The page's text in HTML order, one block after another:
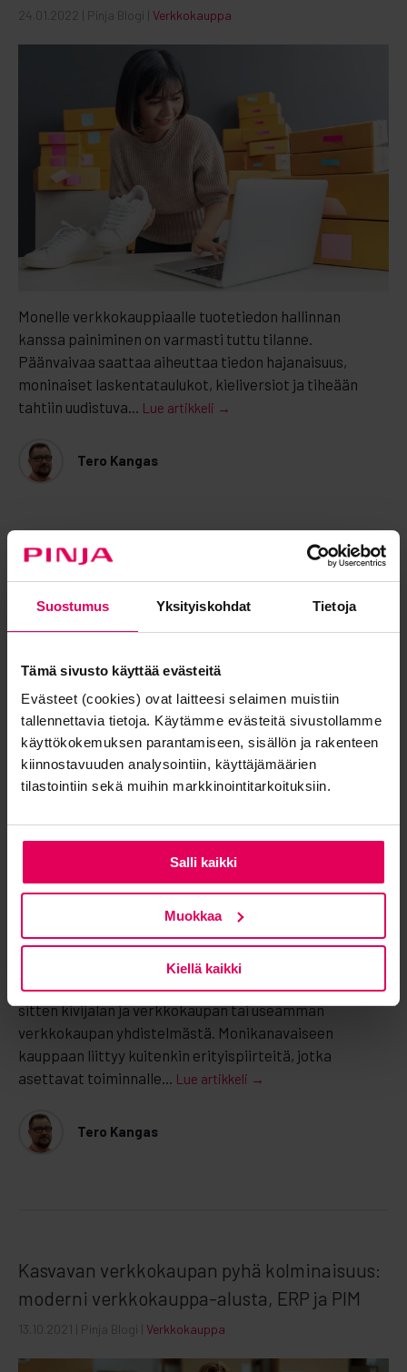
Suostumus Yksityiskohdat Tietoja
Tämä sivusto käyttää evästeitä
Evästeet (cookies) ovat laitteesi selaimen muistiin
tallennettavia tietoja. Käytämme evästeitä sivustollamme
käyttökokemuksen parantamiseen, sisällön ja rakenteen
kiinnostavuuden analysointiin, käyttäjämäärien
tilastointiin sekä muihin markkinointitarkoituksiin.
Salli kaikki
Muokkaa
Kiellä kaikki
24.01.2022 | Pinja Blogi | Verkkokauppa
Monelle verkkokauppiaalle tuotetiedon hallinnan
kanssa painiminen on varmasti tuttu tilanne.
Päänvaivaa saattaa aiheuttaa tiedon hajanaisuus,
moninaiset laskentataulukot, kieliversiot ja tiheään
tahtiin uudistuva...
Lue artikkeli →
Tero Kangas
Tehoa ja skaalautuvuutta monikanavaiseen
kauppaan – ERP erinomaisen
Monikanavainen kaupankäynti on nykypäivää – oli kyse
sitten kivijalan ja verkkokaupan tai useamman
verkkokaupan yhdistelmästä. Monikanavaiseen
kauppaan liittyy kuitenkin erityispiirteitä, jotka
asettavat toiminnalle...
Lue artikkeli →
Tero Kangas
Kasvavan verkkokaupan pyhä kolminaisuus:
moderni verkkokauppa-alusta, ERP ja PIM
13.10.2021 | Pinja Blogi | Verkkokauppa